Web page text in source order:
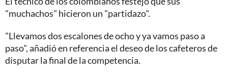
"muchachos" hicieron un "partidazo".
"Llevamos dos escalones de ocho y ya vamos paso a
paso", añadió en referencia el deseo de los cafeteros de
disputar la final de la competencia.